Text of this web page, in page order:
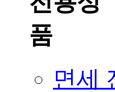
면세